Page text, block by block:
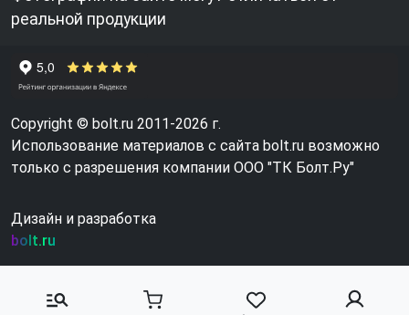
реальной продукции
Copyright © bolt.ru 2011-2026 г.
Использование материалов с сайта bolt.ru возможно
только с разрешения компании ООО "ТК Болт.Ру"
Дизайн и разработка
bolt.ru